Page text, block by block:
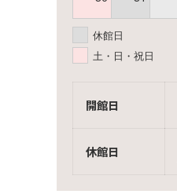
休館日
土・日・祝日
開館日
休館日